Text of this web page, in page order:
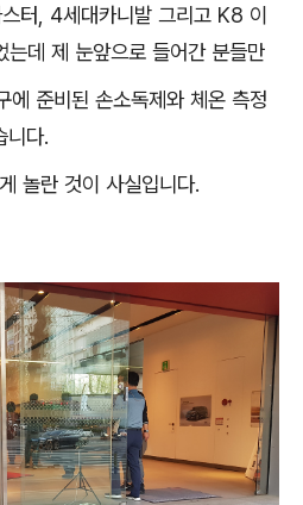
터, 4세대카니발 그리고 K8 이
데 제 눈앞으로 들어간 분들만
준비된 손소독제와 체온 측정
니다.
놀란 것이 사실입니다.